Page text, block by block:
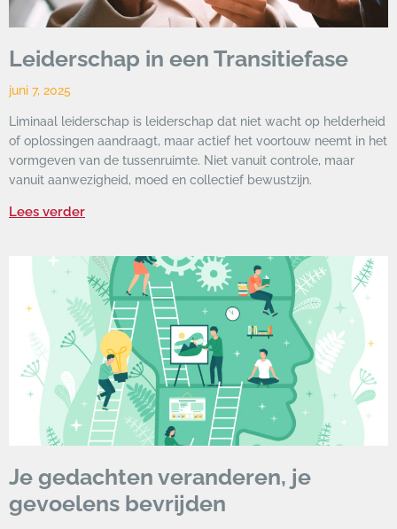
Leiderschap in een Transitiefase
juni 7, 2025
Liminaal leiderschap is leiderschap dat niet wacht op helderheid
of oplossingen aandraagt, maar actief het voortouw neemt in het
vormgeven van de tussenruimte. Niet vanuit controle, maar
vanuit aanwezigheid, moed en collectief bewustzijn.
Lees verder
Je gedachten veranderen, je
gevoelens bevrijden